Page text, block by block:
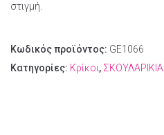
στιγμή.
Κωδικός προϊόντος: GE1066
Κατηγορίες: Κρίκοι, ΣΚΟΥΛΑΡΙΚΙΑ